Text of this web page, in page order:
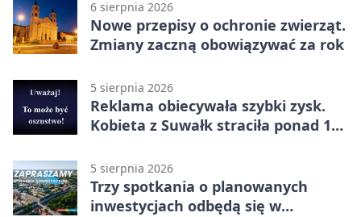
6 sierpnia 2026
Nowe przepisy o ochronie zwierząt.
Zmiany zaczną obowiązywać za rok
5 sierpnia 2026
Reklama obiecywała szybki zysk.
Kobieta z Suwałk straciła ponad 190
5 sierpnia 2026
Trzy spotkania o planowanych
inwestycjach odbędą się w